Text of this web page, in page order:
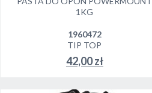
1KG
1960472
TIP TOP
42,00 zł